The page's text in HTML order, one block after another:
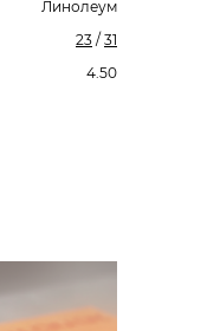
Линолеум
23 / 31
4.50